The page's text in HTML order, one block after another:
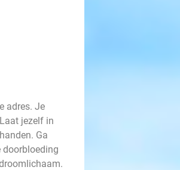
adres. Je
jezelf in
Ga
doorbloeding